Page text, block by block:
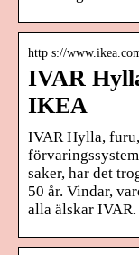
http s://
IVAR
IKEA
IVAR Hylla,
saker, har det
50 år. Vindar,
alla älskar IVAR.